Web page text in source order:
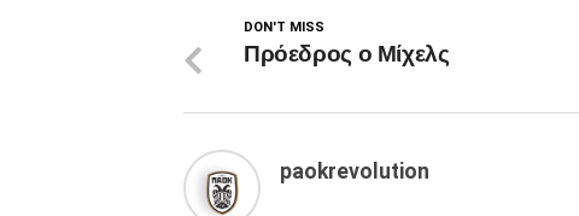
DON'T MISS
Πρόεδρος ο Μίχελς
paokrevolution